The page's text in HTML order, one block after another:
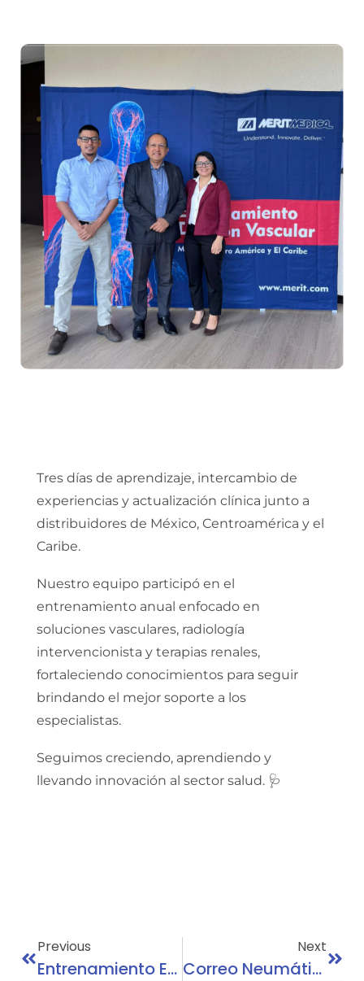
Tres días de aprendizaje, intercambio de
experiencias y actualización clínica junto a
distribuidores de México, Centroamérica y el
Caribe.
Nuestro equipo participó en el
entrenamiento anual enfocado en
soluciones vasculares, radiología
intervencionista y terapias renales,
fortaleciendo conocimientos para seguir
brindando el mejor soporte a los
especialistas.
Seguimos creciendo, aprendiendo y
llevando innovación al sector salud. 🩺
Previous
Entrenamiento Especializado Abbott Colombia
Next
Correo Neumático